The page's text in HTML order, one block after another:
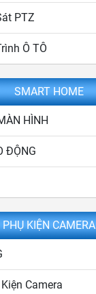
PTZ
Ô TÔ
SMART HOME
HÌNH
ĐỘNG
PHỤ KIỆN CAMERA
Camera